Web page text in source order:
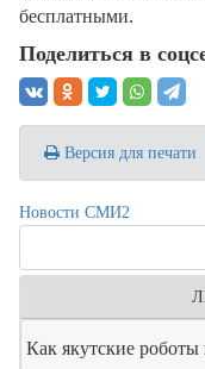
бесплатными.
Поделиться в
Версия для печати
Новости СМИ2
Как якутские